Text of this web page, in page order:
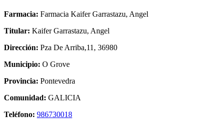
Farmacia: Farmacia Kaifer Garrastazu, Angel
Titular: Kaifer Garrastazu, Angel
Dirección: Pza De Arriba,11, 36980
Municipio: O Grove
Provincia: Pontevedra
Comunidad: GALICIA
Teléfono: 986730018